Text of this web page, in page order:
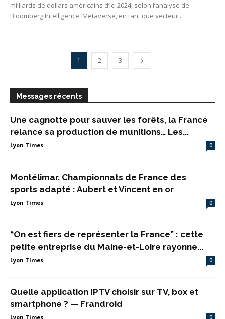
milliards de dollars américains d’ici 2024, selon l’analyse de
Bloomberg Intelligence. Metaverse, en tant que vecteur...
1 2 3
Messages récents
Une cagnotte pour sauver les forêts, la France
relance sa production de munitions… Les...
Lyon Times 0
Montélimar. Championnats de France des
sports adapté : Aubert et Vincent en or
Lyon Times 0
“On est fiers de représenter la France” : cette
petite entreprise du Maine-et-Loire rayonne...
Lyon Times 0
Quelle application IPTV choisir sur TV, box et
smartphone ? — Frandroid
Lyon Times 0